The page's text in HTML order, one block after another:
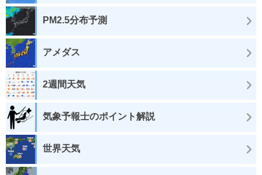
PM2.5分布予測
アメダス
2週間天気
気象予報士のポイント解説
世界天気